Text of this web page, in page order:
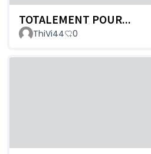
TOTALEMENT POUR...
ThiVi44 0